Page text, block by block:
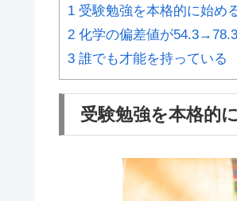
1 受験勉強を本格的に始め
2 化学の偏差値が54.3→78.3
3 誰でも才能を持っている
受験勉強を本格的